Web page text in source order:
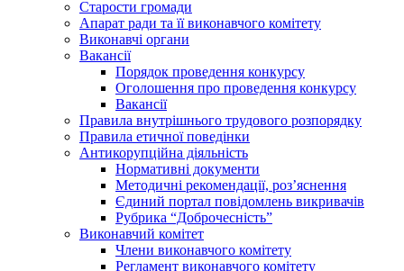
Старости громади
Апарат ради та її виконавчого комітету
Виконавчі органи
Вакансії
Порядок проведення конкурсу
Оголошення про проведення конкурсу
Вакансії
Правила внутрішнього трудового розпорядку
Правила етичної поведінки
Антикорупційна діяльність
Нормативні документи
Методичні рекомендації, роз’яснення
Єдиний портал повідомлень викривачів
Рубрика “Доброчесність”
Виконавчий комітет
Члени виконавчого комітету
Регламент виконавчого комітету